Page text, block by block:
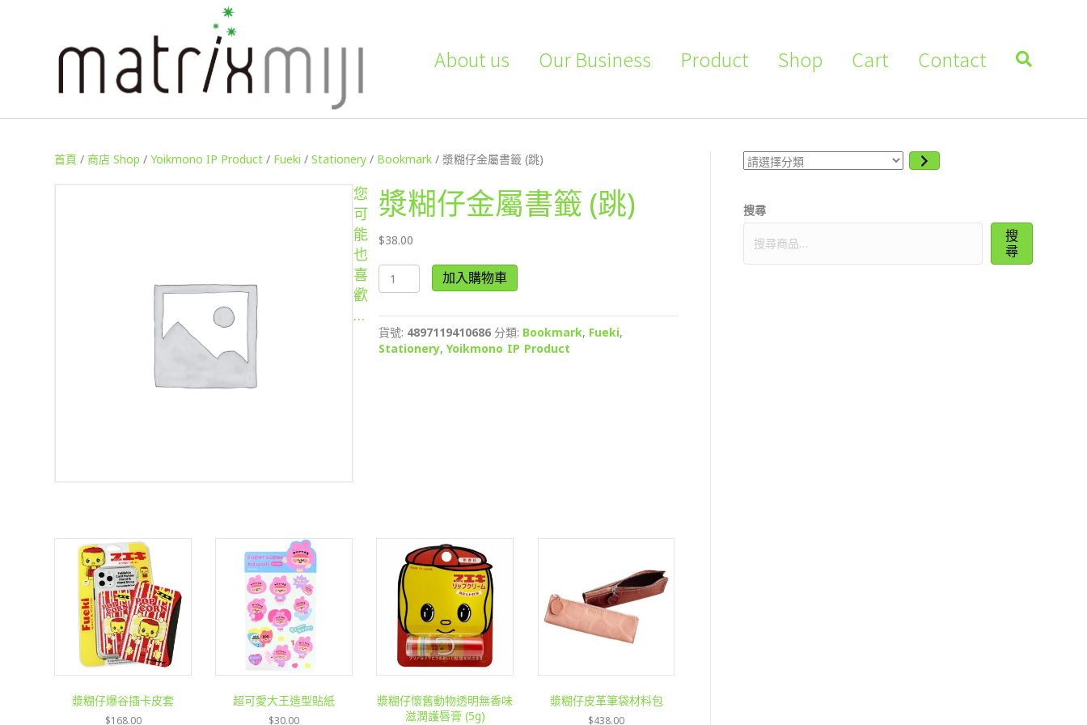
About us Our Business Product Shop Cart Contact
首頁 /商店 Shop /Yoikmono IP Product / Fueki /Stationery / Bookmark / 漿糊仔金屬書籤 (跳)
漿糊仔金屬書籤 (跳)
$38.00
漿
糊
金
屬
書
加入購物車
貨號: 4897119410686 分類: Bookmark, Fueki,
Stationery, Yoikmono IP Product
您
可
能
也
喜
歡
…
漿糊仔爆谷插卡皮套
$168.00
超可愛大王造型貼紙
$30.00
漿糊仔懷舊動物透明無香味
滋潤護唇膏 (5g)
漿糊仔皮革筆袋材料包
$438.00
請
選
分
類
搜尋
搜
尋